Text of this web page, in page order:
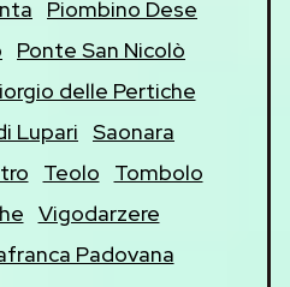
Piombino Dese
Ponte San Nicolò
delle Pertiche
Lupari Saonara
Teolo
Tombolo
Vigodarzere
Padovana